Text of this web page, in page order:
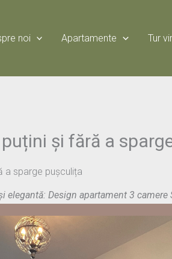
noi Apartamente Tur
și fără a
a sparge pușculița
i elegantă: Design apartament 3 camere